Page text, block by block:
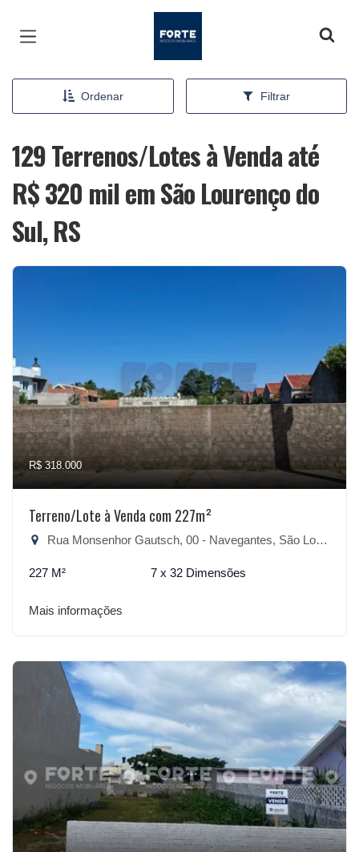
Ordenar Filtrar
129 Terrenos/Lotes à Venda até
R$ 320 mil em São Lourenço do
Sul, RS
R$ 318.000
Terreno/Lote à Venda com 227m²
Rua Monsenhor Gautsch, 00 - Navegantes, São Lourenço do Sul-RS
227 M² 7 x 32 Dimensões
Mais informações